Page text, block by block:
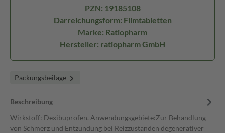
PZN: 19185108
Darreichungsform: Filmtabletten
Marke: Ratiopharm
Hersteller: ratiopharm GmbH
Packungsbeilage
Beschreibung
Wirkstoff: Dexibuprofen. Anwendungsgebiete:Zur Behandlung
von Schmerz und Entzündung bei Reizzuständen degenerativer